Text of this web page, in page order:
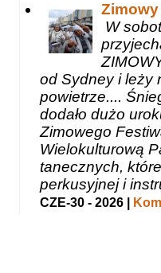
W
od Sydney i leży
powietrze....
dodało dużo
Zimowego
Wielokulturową
tanecznych,
perkusyjnej i
CZE-30 - 2026 |